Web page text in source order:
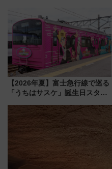
月7日限定 ソフトバンクホーク
スとコラボ
【2026年夏】富士急行線で巡る
「うちはサスケ」誕生日スタン